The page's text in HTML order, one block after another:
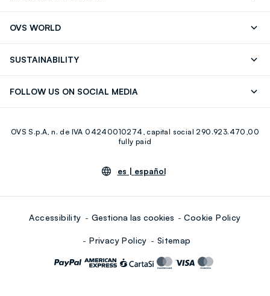
OVS WORLD
SUSTAINABILITY
FOLLOW US ON SOCIAL MEDIA
Youtube Linkedin
OVS S.p.A, n. de IVA 04240010274, capital social 290.923.470,00
fully paid
es | español
Accessibility Gestiona las cookies Cookie Policy
Privacy Policy Sitemap